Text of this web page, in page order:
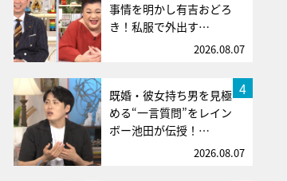
事情を明かし有吉おどろ
き！私服で外出す…
2026.08.07
4
既婚・彼女持ち男を見極
める“一言質問”をレイン
ボー池田が伝授！…
2026.08.07